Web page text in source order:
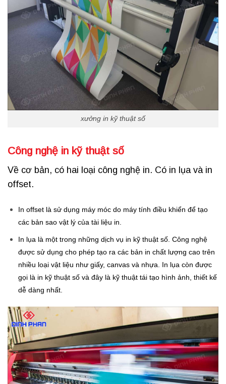
xưởng in kỹ thuật số
Công nghệ in kỹ thuật số
Về cơ bản, có hai loại công nghệ in. Có in lụa và in
offset.
In offset là sử dụng máy móc do máy tính điều khiển để tạo
các bản sao vật lý của tài liệu in.
In lụa là một trong những dịch vụ in kỹ thuật số. Công nghệ
được sử dụng cho phép tạo ra các bản in chất lượng cao trên
nhiều loại vật liệu như giấy, canvas và nhựa. In lụa còn được
gọi là in kỹ thuật số và đây là kỹ thuật tái tạo hình ảnh, thiết kế
dễ dàng nhất.